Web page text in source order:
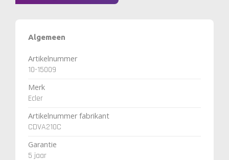
Algemeen
Artikelnummer
10-15009
Merk
Ecler
Artikelnummer fabrikant
CDVA210C
Garantie
5 jaar